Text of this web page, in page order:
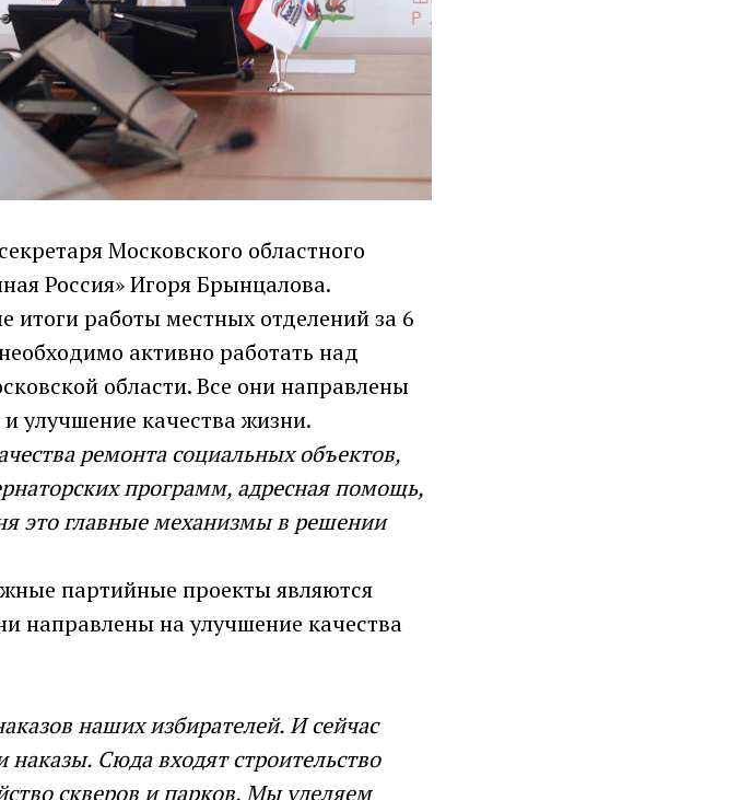
Московского областного
Россия» Игоря Брынцалова.
работы местных отделений за 6
активно работать над
области. Все они направлены
улучшение качества жизни.
ремонта социальных объектов,
программ, адресная помощь,
это главные механизмы в решении
партийные проекты являются
направлены на улучшение качества
наших избирателей. И сейчас
наказы. Сюда входят строительство
скверов и парков. Мы уделяем